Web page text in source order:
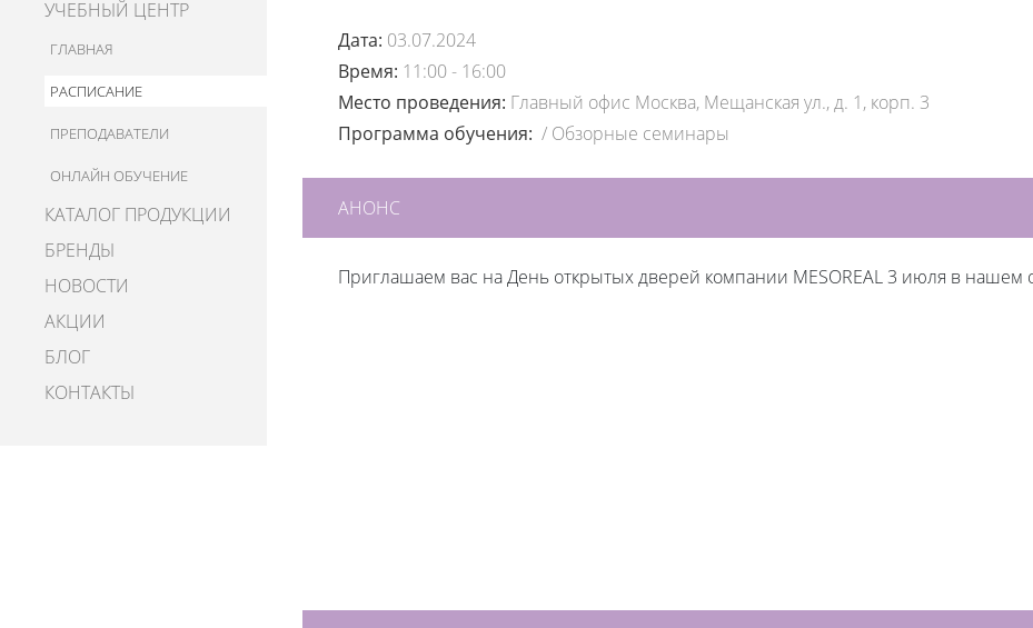
УЧЕБНЫЙ ЦЕНТР
ГЛАВНАЯ
РАСПИСАНИЕ
ПРЕПОДАВАТЕЛИ
ОНЛАЙН ОБУЧЕНИЕ
КАТАЛОГ ПРОДУКЦИИ
БРЕНДЫ
НОВОСТИ
АКЦИИ
БЛОГ
КОНТАКТЫ
Дата: 03.07.2024
Время: 11:00 - 16:00
Место проведения: Главный офис Москва, Мещанская ул., д. 1, корп. 3
Программа обучения: / Обзорные семинары
АНОНС
Приглашаем вас на День открытых дверей компании MESOREAL 3 июля в нашем